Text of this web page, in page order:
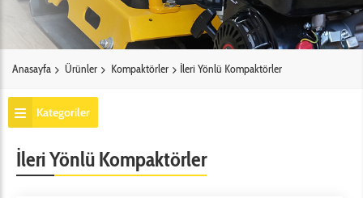
Anasayfa Ürünler Kompaktörler İleri Yönlü Kompaktörler
Kategoriler
İleri Yönlü Kompaktörler